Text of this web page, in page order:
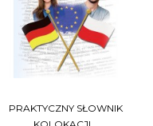
PRAKTYCZNY SŁOWNIK